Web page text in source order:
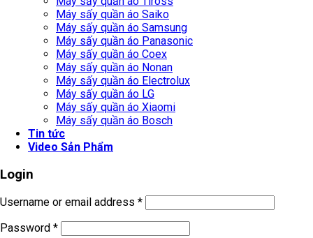
Máy sấy quần áo Saiko
Máy sấy quần áo Samsung
Máy sấy quần áo Panasonic
Máy sấy quần áo Coex
Máy sấy quần áo Nonan
Máy sấy quần áo Electrolux
Máy sấy quần áo LG
Máy sấy quần áo Xiaomi
Máy sấy quần áo Bosch
Tin tức
Video Sản Phẩm
Login
Username or email address *
Password *